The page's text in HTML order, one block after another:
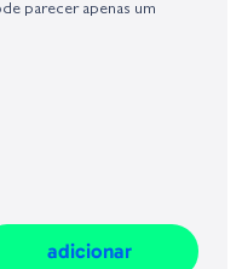
parecer apenas um
taxa de queda criada a
adicionar